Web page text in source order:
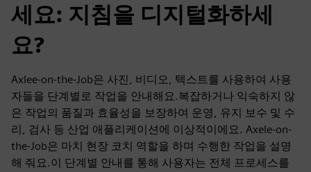
세요: 지침을 디지털화하세
요?
Axlee-on-the-Job은 사진, 비디오, 텍스트를 사용하여 사용
자들을 단계별로 작업을 안내해요.복잡하거나 익숙하지 않
은 작업의 품질과 효율성을 보장하여 운영, 유지 보수 및 수
리, 검사 등 산업 애플리케이션에 이상적이에요. Axele-on-
the-Job은 마치 현장 코치 역할을 하며 수행한 작업을 설명
해 줘요.이 단계별 안내를 통해 사용자는 전체 프로세스를